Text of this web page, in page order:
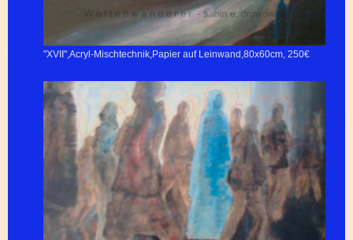
"XVII",Acryl-Mischtechnik,Papier auf Leinwand,80x60cm, 250€